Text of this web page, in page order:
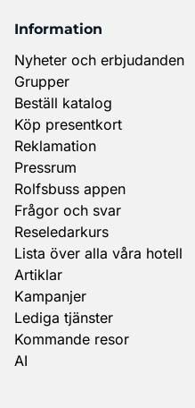
Information
Nyheter och erbjudanden
Grupper
Beställ katalog
Köp presentkort
Reklamation
Pressrum
Rolfsbuss appen
Frågor och svar
Reseledarkurs
Lista över alla våra hotell
Artiklar
Kampanjer
Lediga tjänster
Kommande resor
AI